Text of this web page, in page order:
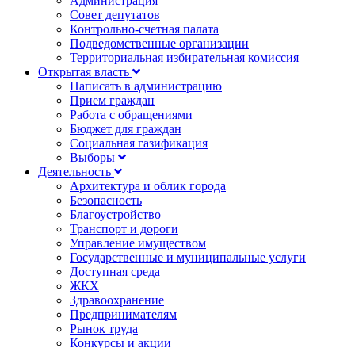
Совет депутатов
Контрольно-счетная палата
Подведомственные организации
Территориальная избирательная комиссия
Открытая власть
Написать в администрацию
Прием граждан
Работа с обращениями
Бюджет для граждан
Социальная газификация
Выборы
Деятельность
Архитектура и облик города
Безопасность
Благоустройство
Транспорт и дороги
Управление имуществом
Государственные и муниципальные услуги
Доступная среда
ЖКХ
Здравоохранение
Предпринимателям
Рынок труда
Конкурсы и акции